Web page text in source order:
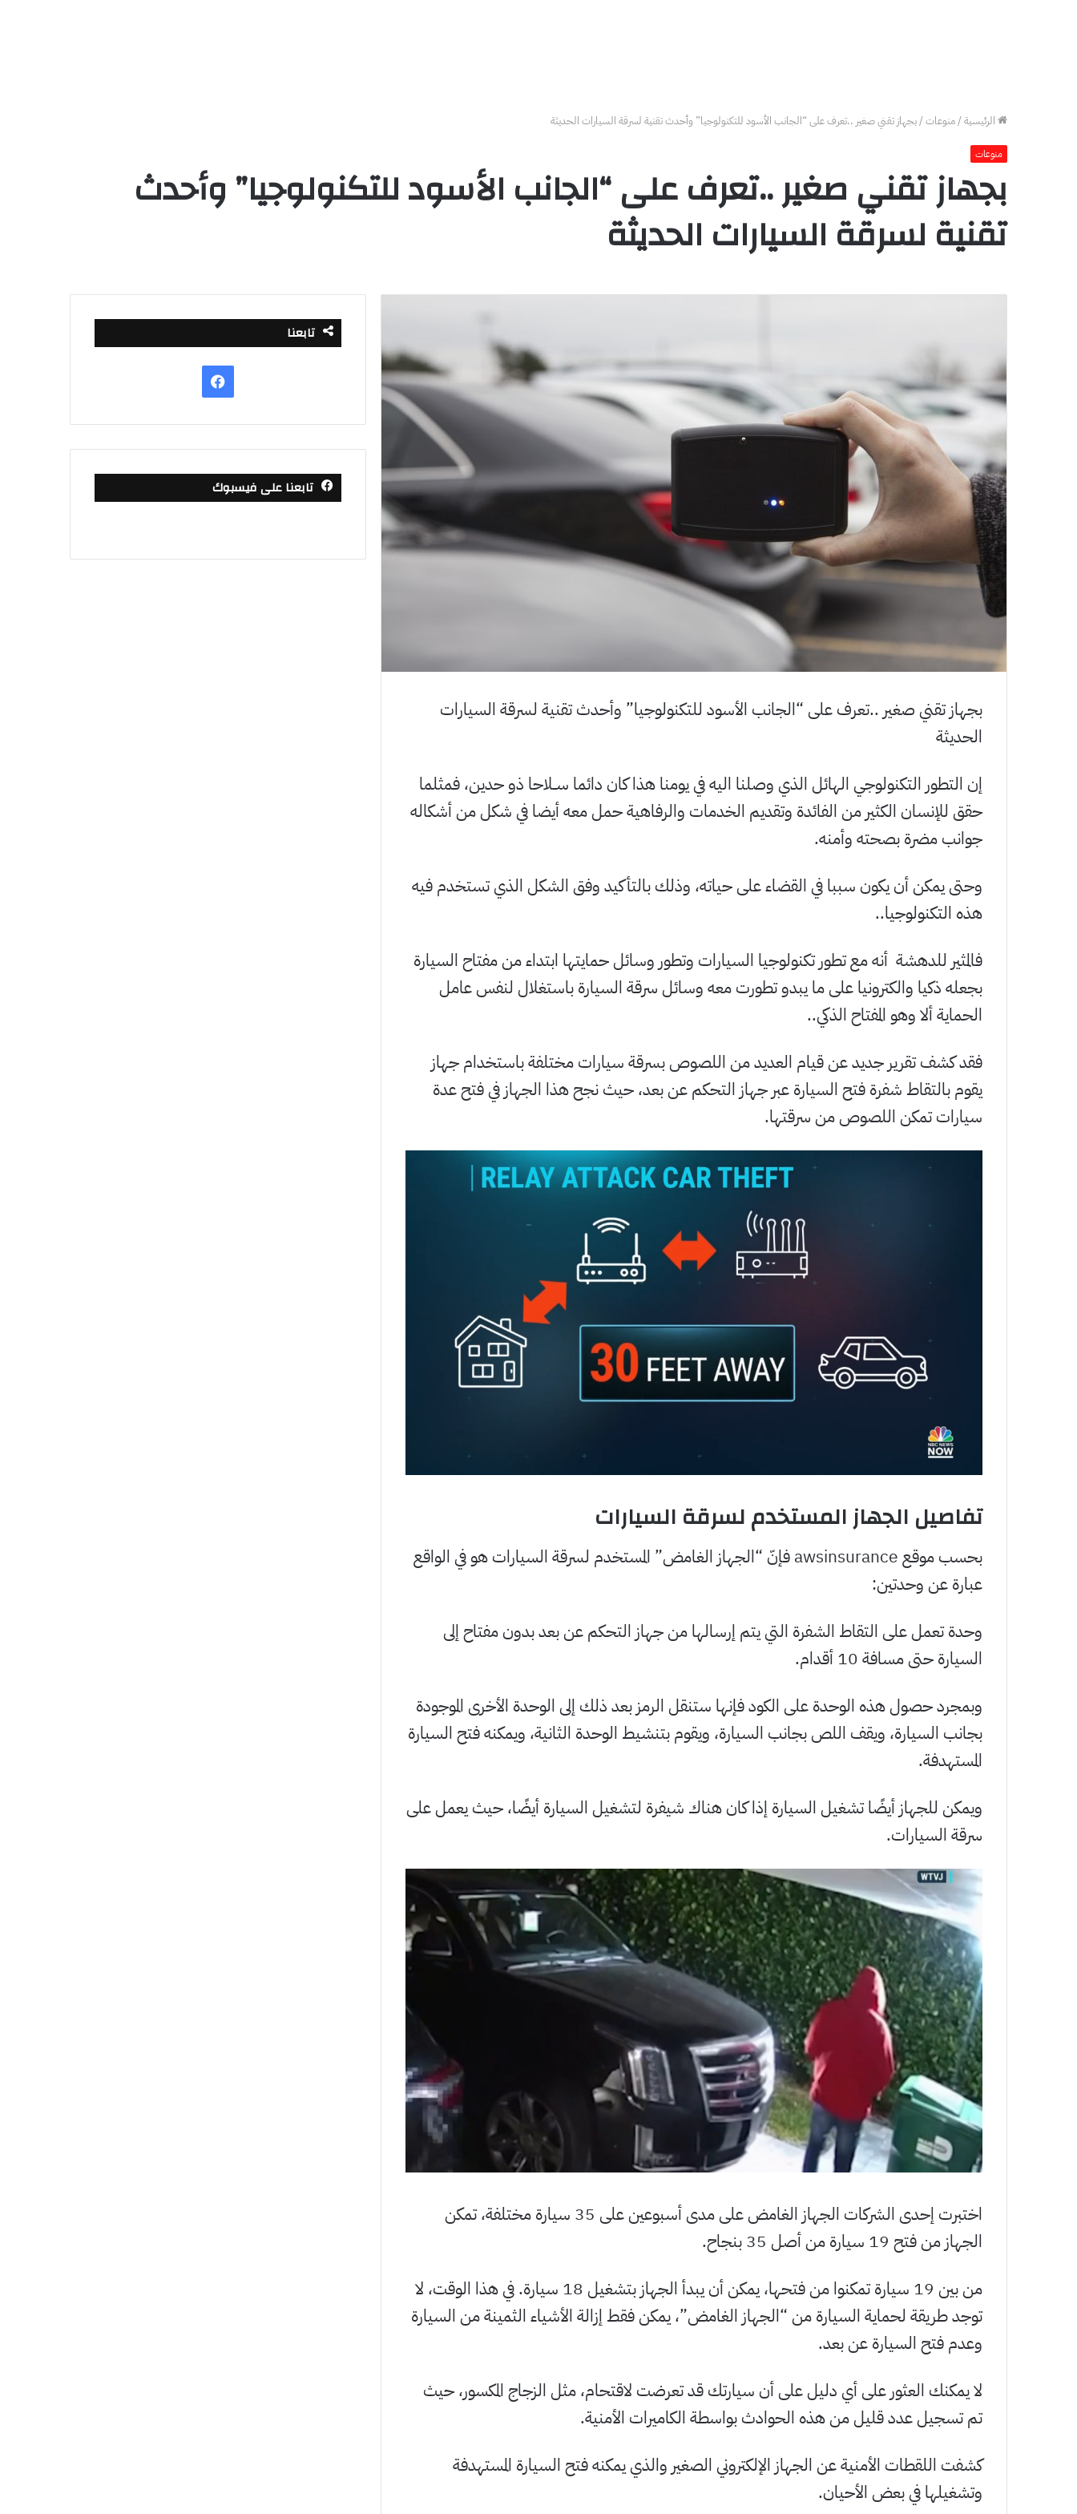
الرئيسية/منوعات/بجهاز تقني صغير ..تعرف على “الجانب الأسود للتكنولوجيا” وأحدث تقنية لسرقة السيارات الحديثة
منوعات
بجهاز تقني صغير ..تعرف على “الجانب الأسود للتكنولوجيا” وأحدث
تقنية لسرقة السيارات الحديثة
بجهاز تقني صغير ..تعرف على “الجانب الأسود للتكنولوجيا” وأحدث تقنية لسرقة السيارات
الحديثة
إن التطور التكنولوجي الهائل الذي وصلنا اليه في يومنا هذا كان دائما ســلاحا ذو حدين، فمثلما
حقق للإنسان الكثير من الفائدة وتقديم الخدمات والرفاهية حمل معه أيضا في شكل من أشكاله
جوانب مضرة بصحته وأمنه.
وحتى يمكن أن يكون سببا في القضاء على حياته، وذلك بالتأكيد وفق الشكل الذي تستخدم فيه
هذه التكنولوجيا..
فالمثير للدهشة أنه مع تطور تكنولوجيا السيارات وتطور وسائل حمايتها ابتداء من مفتاح السيارة
بجعله ذكيا والكترونيا على ما يبدو تطورت معه وسائل سرقة السيارة باستغلال لنفس عامل
الحماية ألا وهو المفتاح الذكي..
فقد كشف تقرير جديد عن قيام العديد من اللصوص بسرقة سيارات مختلفة باستخدام جهاز
يقوم بالتقاط شفرة فتح السيارة عبر جهاز التحكم عن بعد، حيث نجح هذا الجهاز في فتح عدة
سيارات تمكن اللصوص من سرقتها.
تفاصيل الجهاز المستخدم لسرقة السيارات
بحسب موقع awsinsurance فإنّ “الجهاز الغامض” المستخدم لسرقة السيارات هو في الواقع
عبارة عن وحدتين:
وحدة تعمل على التقاط الشفرة التي يتم إرسالها من جهاز التحكم عن بعد بدون مفتاح إلى
السيارة حتى مسافة 10 أقدام.
وبمجرد حصول هذه الوحدة على الكود فإنها ستنقل الرمز بعد ذلك إلى الوحدة الأخرى الموجودة
بجانب السيارة، ويقف اللص بجانب السيارة، ويقوم بتنشيط الوحدة الثانية، ويمكنه فتح السيارة
المستهدفة.
ويمكن للجهاز أيضًا تشغيل السيارة إذا كان هناك شيفرة لتشغيل السيارة أيضًا، حيث يعمل على
سرقة السيارات.
اختبرت إحدى الشركات الجهاز الغامض على مدى أسبوعين على 35 سيارة مختلفة، تمكن
الجهاز من فتح 19 سيارة من أصل 35 بنجاح.
من بين 19 سيارة تمكنوا من فتحها، يمكن أن يبدأ الجهاز بتشغيل 18 سيارة. في هذا الوقت، لا
توجد طريقة لحماية السيارة من “الجهاز الغامض”، يمكن فقط إزالة الأشياء الثمينة من السيارة
وعدم فتح السيارة عن بعد.
لا يمكنك العثور على أي دليل على أن سيارتك قد تعرضت لاقتحام، مثل الزجاج المكسور، حيث
تم تسجيل عدد قليل من هذه الحوادث بواسطة الكاميرات الأمنية.
كشفت اللقطات الأمنية عن الجهاز الإلكتروني الصغير والذي يمكنه فتح السيارة المستهدفة
وتشغيلها في بعض الأحيان.
تابعنا
فيسبوك
تابعنا على فيسبوك